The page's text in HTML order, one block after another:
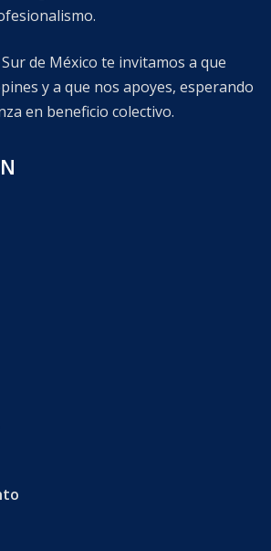
de México te invitamos a que
y a que nos apoyes, esperando
en beneficio colectivo.